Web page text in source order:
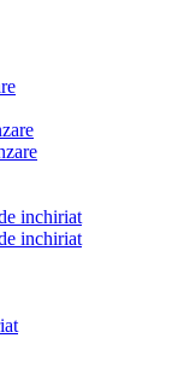
inchiriat
inchiriat